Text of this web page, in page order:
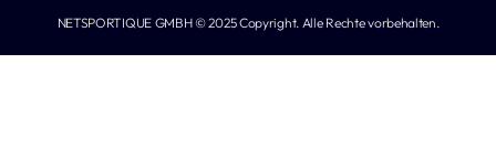
NETSPORTIQUE GMBH © 2025 Copyright. Alle Rechte vorbehalten.